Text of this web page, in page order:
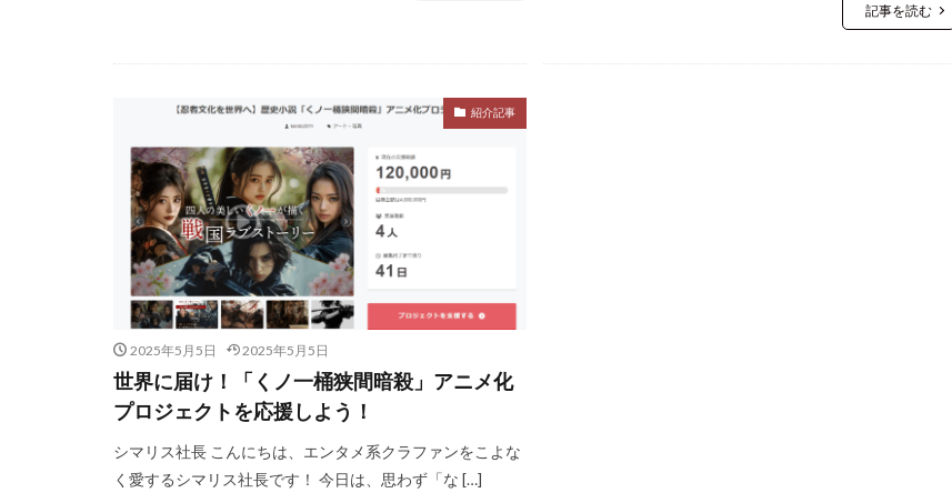
記事を読む
紹介記事
2025年5月5日 2025年5月5日
世界に届け！「くノ一桶狭間暗殺」アニメ化
プロジェクトを応援しよう！
シマリス社長 こんにちは、エンタメ系クラファンをこよな
く愛するシマリス社長です！ 今日は、思わず「な […]